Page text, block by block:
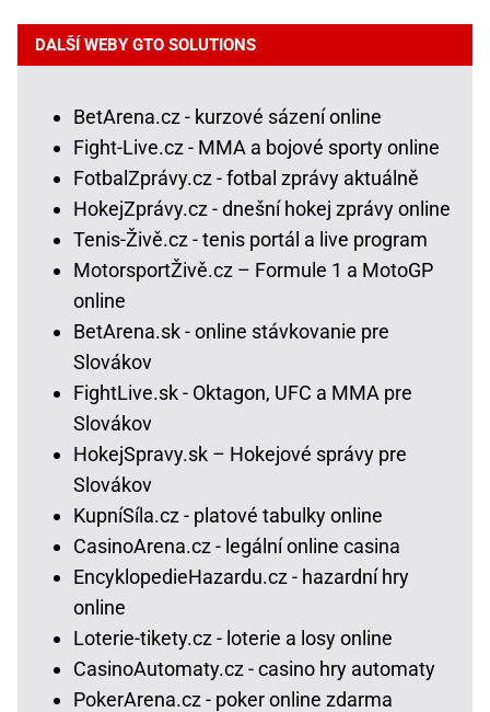
DALŠÍ WEBY GTO SOLUTIONS
BetArena.cz - kurzové sázení online
Fight-Live.cz - MMA a bojové sporty online
FotbalZprávy.cz - fotbal zprávy aktuálně
HokejZprávy.cz - dnešní hokej zprávy online
Tenis-Živě.cz - tenis portál a live program
MotorsportŽivě.cz – Formule 1 a MotoGP
online
BetArena.sk - online stávkovanie pre
Slovákov
FightLive.sk - Oktagon, UFC a MMA pre
Slovákov
HokejSpravy.sk – Hokejové správy pre
Slovákov
KupníSíla.cz - platové tabulky online
CasinoArena.cz - legální online casina
EncyklopedieHazardu.cz - hazardní hry
online
Loterie-tikety.cz - loterie a losy online
CasinoAutomaty.cz - casino hry automaty
PokerArena.cz - poker online zdarma